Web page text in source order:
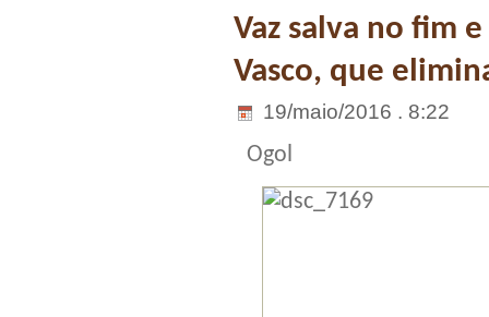
Vaz salva no fim
Vasco, que
19/maio/2016 . 8:22
Ogol